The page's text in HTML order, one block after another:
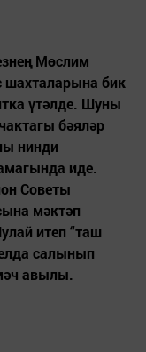
Мөслим
шахталарына бик
үтәлде. Шуны
бәяләр
нинди
иде.
Советы
мәктәп
итеп “таш
салынып
авылы.